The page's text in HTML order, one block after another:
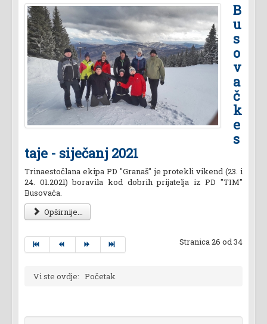
B
u
s
o
v
a
č
k
e
s
taje - siječanj 2021
Trinaestočlana ekipa PD "Granaš" je protekli vikend (23. i
24. 01.2021) boravila kod dobrih prijatelja iz PD "TIM"
Busovača.
Opširnije...
Stranica 26 od 34
Vi ste ovdje: Početak